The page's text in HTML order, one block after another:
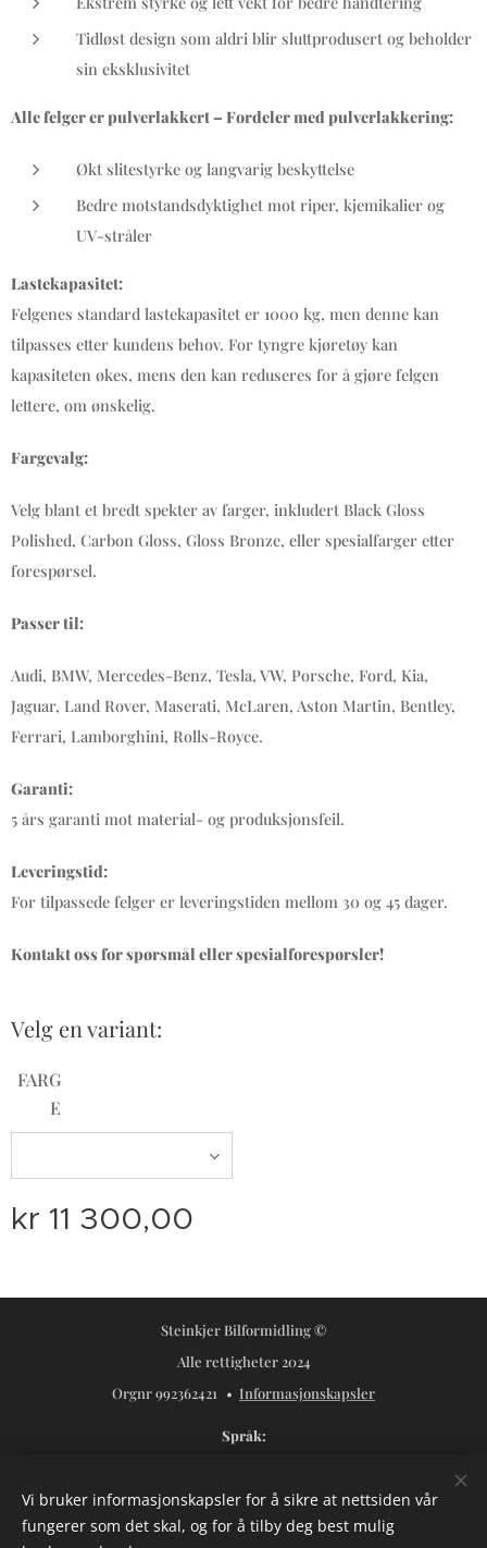
Tidløst design som aldri blir sluttprodusert og beholder
sin eksklusivitet
Alle felger er pulverlakkert – Fordeler med pulverlakkering:
Økt slitestyrke og langvarig beskyttelse
Bedre motstandsdyktighet mot riper, kjemikalier og
UV-stråler
Lastekapasitet:
Felgenes standard lastekapasitet er 1000 kg, men denne kan
tilpasses etter kundens behov. For tyngre kjøretøy kan
kapasiteten økes, mens den kan reduseres for å gjøre felgen
lettere, om ønskelig.
Fargevalg:
Velg blant et bredt spekter av farger, inkludert Black Gloss
Polished, Carbon Gloss, Gloss Bronze, eller spesialfarger etter
forespørsel.
Passer til:
Audi, BMW, Mercedes-Benz, Tesla, VW, Porsche, Ford, Kia,
Jaguar, Land Rover, Maserati, McLaren, Aston Martin, Bentley,
Ferrari, Lamborghini, Rolls-Royce.
Garanti:
5 års garanti mot material- og produksjonsfeil.
Leveringstid:
For tilpassede felger er leveringstiden mellom 30 og 45 dager.
Kontakt oss for spørsmål eller spesialforespørsler!
Velg en variant:
FARG
E
kr 11 300,00
Steinkjer Bilformidling ©
Alle rettigheter 2024
Orgnr 992362421
Informasjonskapsler
Språk
Valuta
NOK kr
USD $ SEK kr
Vi bruker informasjonskapsler for å sikre at nettsiden vår
fungerer som det skal, og for å tilby deg best mulig